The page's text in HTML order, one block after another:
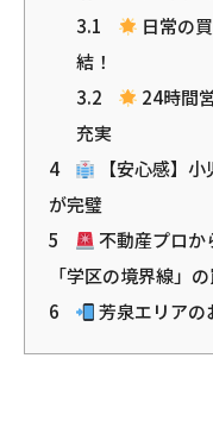
3.1
日常の
結！
3.2
24時間
充実
4
【安心感】
が完璧
5
不動産プロか
「学区の境界線」
6
芳泉エリアの